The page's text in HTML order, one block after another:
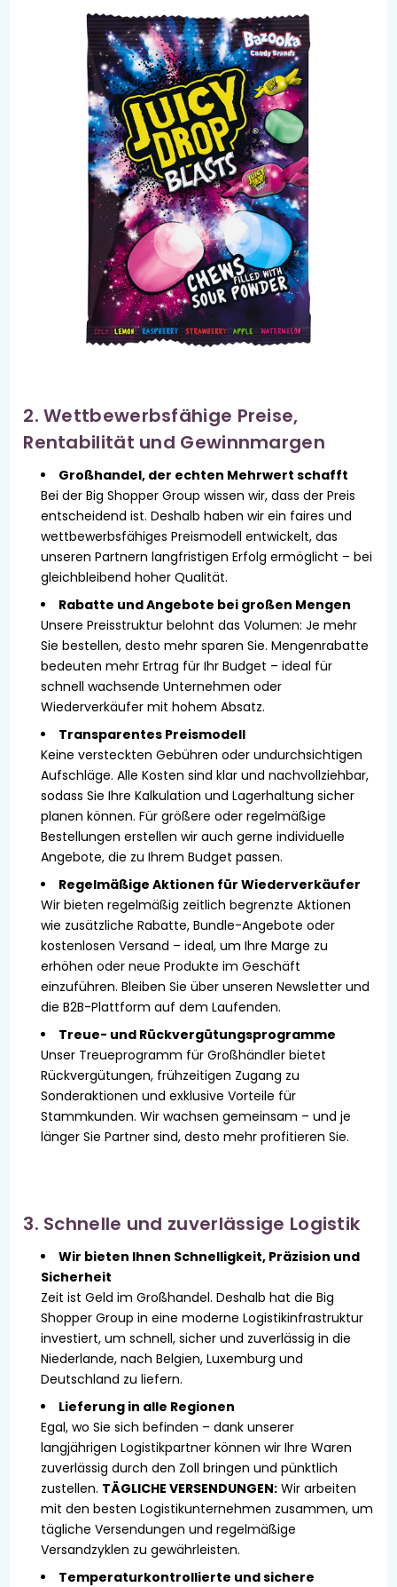
2. Wettbewerbsfähige Preise,
Rentabilität und Gewinnmargen
Großhandel, der echten Mehrwert schafft
Bei der Big Shopper Group wissen wir, dass der Preis
entscheidend ist. Deshalb haben wir ein faires und
wettbewerbsfähiges Preismodell entwickelt, das
unseren Partnern langfristigen Erfolg ermöglicht – bei
gleichbleibend hoher Qualität.
Rabatte und Angebote bei großen Mengen
Unsere Preisstruktur belohnt das Volumen: Je mehr
Sie bestellen, desto mehr sparen Sie. Mengenrabatte
bedeuten mehr Ertrag für Ihr Budget – ideal für
schnell wachsende Unternehmen oder
Wiederverkäufer mit hohem Absatz.
Transparentes Preismodell
Keine versteckten Gebühren oder undurchsichtigen
Aufschläge. Alle Kosten sind klar und nachvollziehbar,
sodass Sie Ihre Kalkulation und Lagerhaltung sicher
planen können. Für größere oder regelmäßige
Bestellungen erstellen wir auch gerne individuelle
Angebote, die zu Ihrem Budget passen.
Regelmäßige Aktionen für Wiederverkäufer
Wir bieten regelmäßig zeitlich begrenzte Aktionen
wie zusätzliche Rabatte, Bundle-Angebote oder
kostenlosen Versand – ideal, um Ihre Marge zu
erhöhen oder neue Produkte im Geschäft
einzuführen. Bleiben Sie über unseren Newsletter und
die B2B-Plattform auf dem Laufenden.
Treue- und Rückvergütungsprogramme
Unser Treueprogramm für Großhändler bietet
Rückvergütungen, frühzeitigen Zugang zu
Sonderaktionen und exklusive Vorteile für
Stammkunden. Wir wachsen gemeinsam – und je
länger Sie Partner sind, desto mehr profitieren Sie.
3. Schnelle und zuverlässige Logistik
Wir bieten Ihnen Schnelligkeit, Präzision und
Sicherheit
Zeit ist Geld im Großhandel. Deshalb hat die Big
Shopper Group in eine moderne Logistikinfrastruktur
investiert, um schnell, sicher und zuverlässig in die
Niederlande, nach Belgien, Luxemburg und
Deutschland zu liefern.
Lieferung in alle Regionen
Egal, wo Sie sich befinden – dank unserer
langjährigen Logistikpartner können wir Ihre Waren
zuverlässig durch den Zoll bringen und pünktlich
zustellen. TÄGLICHE VERSENDUNGEN: Wir arbeiten
mit den besten Logistikunternehmen zusammen, um
tägliche Versendungen und regelmäßige
Versandzyklen zu gewährleisten.
Temperaturkontrollierte und sichere